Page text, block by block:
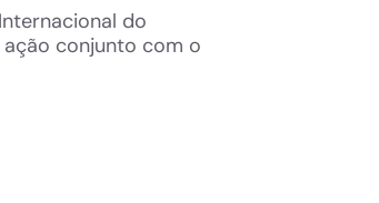
do
conjunto com o